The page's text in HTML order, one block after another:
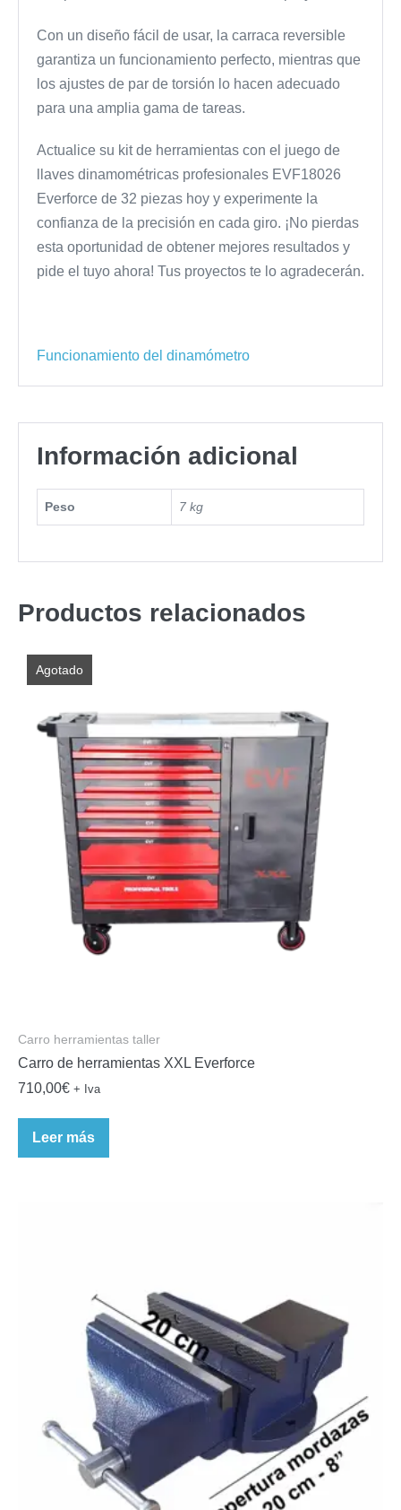
Con un diseño fácil de usar, la carraca reversible
garantiza un funcionamiento perfecto, mientras que
los ajustes de par de torsión lo hacen adecuado
para una amplia gama de tareas.
Actualice su kit de herramientas con el juego de
llaves dinamométricas profesionales EVF18026
Everforce de 32 piezas hoy y experimente la
confianza de la precisión en cada giro. ¡No pierdas
esta oportunidad de obtener mejores resultados y
pide el tuyo ahora! Tus proyectos te lo agradecerán.
Funcionamiento del dinamómetro
Información adicional
Peso 7 kg
Productos relacionados
Agotado
Carro herramientas taller
Carro de herramientas XXL Everforce
710,00€ + Iva
Leer más